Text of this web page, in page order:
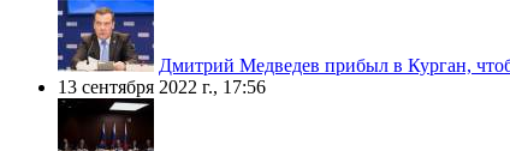
Дмитрий Медведев прибыл в Курган,
13 сентября 2022 г., 17:56